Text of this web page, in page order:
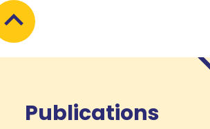
Publications